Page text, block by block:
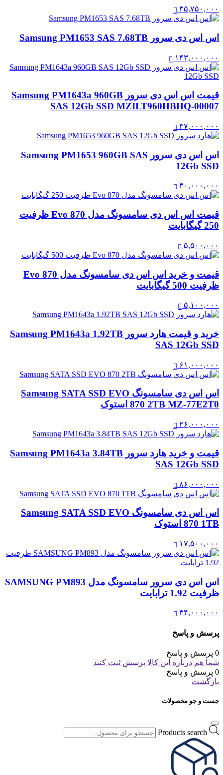
۳۵,۷۵۰,۰۰۰
اس اس دی سرور Samsung PM1653 SAS 7.68TB
۱۴۳,۰۰۰,۰۰۰
قیمت اس اس دی سرور Samsung PM1643a 960GB
SAS 12Gb SSD MZILT960HBHQ-00007
۳۷,۰۰۰,۰۰۰
اس اس دی سرور Samsung PM1653 960GB SAS
12Gb SSD
۳۰,۰۰۰,۰۰۰
قیمت اس اس دی سامسونگ مدل 870 Evo ظرفیت
250 گیگابایت
۵,۵۰۰,۰۰۰
قیمت و خرید اس اس دی سامسونگ مدل 870 Evo
ظرفیت 500 گیگابایت
۵,۱۰۰,۰۰۰
خرید و قیمت هارد سرور Samsung PM1643a 1.92TB
SAS 12Gb SSD
۶۱,۰۰۰,۰۰۰
اس اس دی سامسونگ Samsung SATA SSD EVO
870 2TB MZ-77E2T0 استوک
۲۶,۰۰۰,۰۰۰
قیمت و خرید هارد سرور Samsung PM1643a 3.84TB
SAS 12Gb SSD
۸۶,۰۰۰,۰۰۰
اس اس دی سامسونگ Samsung SATA SSD EVO
870 1TB استوک
۱۷,۵۰۰,۰۰۰
اس اس دی سرور سامسونگ مدل SAMSUNG PM893
ظرفیت 1.92 ترابایت
۳۴,۰۰۰,۰۰۰
پرسش و پاسخ
0 پرسش و پاسخ
شما هم درباره این کالا پرسش ثبت کنید
0 پرسش و پاسخ
بازگشت
جست و جو محصولات
Products search